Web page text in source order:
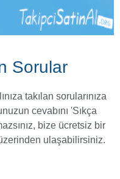
Sorular
takılan sorularınıza
cevabını 'Sıkça
bize ücretsiz bir
ulaşabilirsiniz.